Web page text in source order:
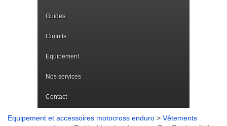
Guides
Circuits
Equipement
Nos services
Contact
Equipement et accessoires motocross enduro > Vêtements